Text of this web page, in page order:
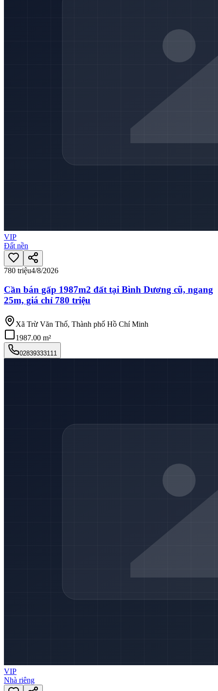
VIP
Đất nền
780 triệu4/8/2026
Cần bán gấp 1987m2 đất tại Bình Dương cũ, ngang
25m, giá chỉ 780 triệu
Xã Trừ Văn Thố, Thành phố Hồ Chí Minh
1987.00 m²
02839333111
VIP
Nhà riêng